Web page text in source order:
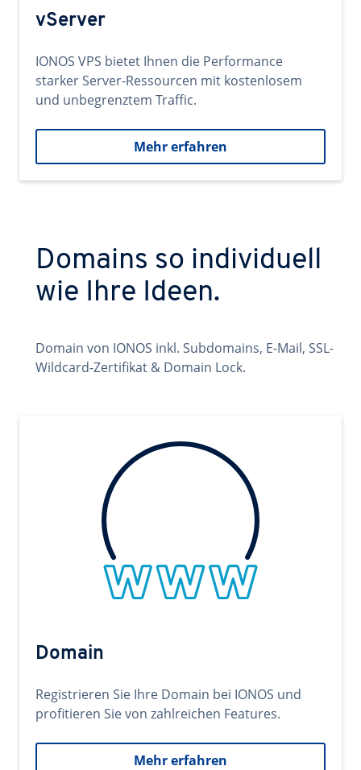
vServer
IONOS VPS bietet Ihnen die Performance
starker Server-Ressourcen mit kostenlosem
und unbegrenztem Traffic.
Mehr erfahren
Domains so individuell
wie Ihre Ideen.
Domain von IONOS inkl. Subdomains, E-Mail, SSL-
Wildcard-Zertifikat & Domain Lock.
Domain
Registrieren Sie Ihre Domain bei IONOS und
profitieren Sie von zahlreichen Features.
Mehr erfahren